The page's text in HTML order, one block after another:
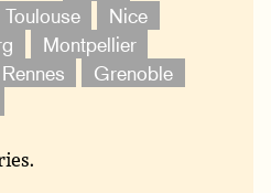
Toulouse
Nice
Montpellier
Rennes
Grenoble